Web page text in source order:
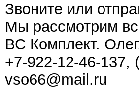
Звоните или
Мы рассмотрим
ВС Комплект.
+7-922-12-46-137,
vso66@mail.ru